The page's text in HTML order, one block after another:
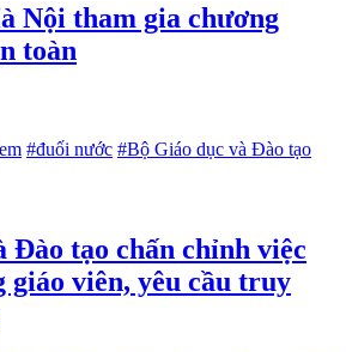
Nội tham gia chương
toàn
#đuối nước #Bộ Giáo dục và Đào tạo
Đào tạo chấn chỉnh việc
giáo viên, yêu cầu truy